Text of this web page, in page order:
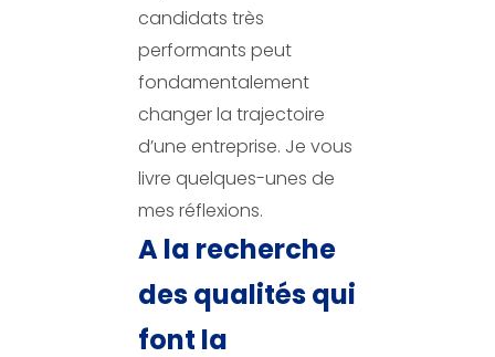
candidats très
performants peut
fondamentalement
changer la trajectoire
d’une entreprise. Je vous
livre quelques-unes de
mes réflexions.
A la recherche
des qualités qui
font la